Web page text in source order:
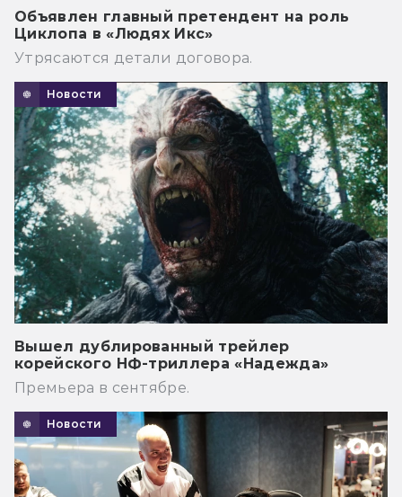
Объявлен главный претендент на роль
Циклопа в «Людях Икс»
Утрясаются детали договора.
Новости
Вышел дублированный трейлер
корейского НФ-триллера «Надежда»
Премьера в сентябре.
Новости